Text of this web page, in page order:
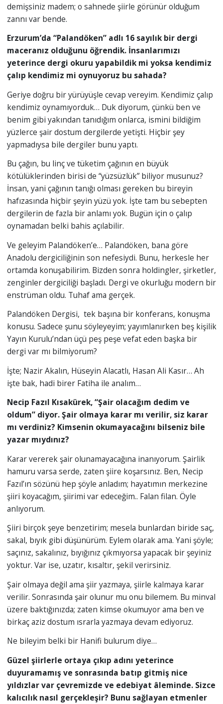
demişsiniz madem; o sahnede şiirle görünür olduğum
zannı var bende.
Erzurum’da “Palandöken” adlı 16 sayılık bir dergi
maceranız olduğunu öğrendik. İnsanlarımızı
yeterince dergi okuru yapabildik mi yoksa kendimiz
çalıp kendimiz mi oynuyoruz bu sahada?
Geriye doğru bir yürüyüşle cevap vereyim. Kendimiz çalıp
kendimiz oynamıyorduk… Duk diyorum, çünkü ben ve
benim gibi yakından tanıdığım onlarca, ismini bildiğim
yüzlerce şair dostum dergilerde yetişti. Hiçbir şey
yapmadıysa bile dergiler bunu yaptı.
Bu çağın, bu linç ve tüketim çağının en büyük
kötülüklerinden birisi de “yüzsüzlük” biliyor musunuz?
İnsan, yani çağının tanığı olması gereken bu bireyin
hafızasında hiçbir şeyin yüzü yok. İşte tam bu sebepten
dergilerin de fazla bir anlamı yok. Bugün için o çalıp
oynamadan belki bahis açılabilir.
Ve geleyim Palandöken’e… Palandöken, bana göre
Anadolu dergiciliğinin son nefesiydi. Bunu, herkesle her
ortamda konuşabilirim. Bizden sonra holdingler, şirketler,
zenginler dergiciliği başladı. Dergi ve okurluğu modern bir
enstrüman oldu. Tuhaf ama gerçek.
Palandöken Dergisi, tek başına bir konferans, konuşma
konusu. Sadece şunu söyleyeyim; yayımlanırken beş kişilik
Yayın Kurulu’ndan üçü peş peşe vefat eden başka bir
dergi var mı bilmiyorum?
İşte; Nazir Akalın, Hüseyin Alacatlı, Hasan Ali Kasır… Ah
işte bak, hadi birer Fatiha ile analım…
Necip Fazıl Kısakürek, “Şair olacağım dedim ve
oldum” diyor. Şair olmaya karar mı verilir, siz karar
mı verdiniz? Kimsenin okumayacağını bilseniz bile
yazar mıydınız?
Karar vererek şair olunamayacağına inanıyorum. Şairlik
hamuru varsa serde, zaten şiire koşarsınız. Ben, Necip
Fazıl’ın sözünü hep şöyle anladım; hayatımın merkezine
şiiri koyacağım, şiirimi var edeceğim.. Falan filan. Öyle
anlıyorum.
Şiiri birçok şeye benzetirim; mesela bunlardan biride saç,
sakal, bıyık gibi düşünürüm. Eylem olarak ama. Yani şöyle;
saçınız, sakalınız, bıyığınız çıkmıyorsa yapacak bir şeyiniz
yoktur. Var ise, uzatır, kısaltır, şekil verirsiniz.
Şair olmaya değil ama şiir yazmaya, şiirle kalmaya karar
verilir. Sonrasında şair olunur mu onu bilemem. Bu minval
üzere baktığınızda; zaten kimse okumuyor ama ben ve
birkaç aziz dostum ısrarla yazmaya devam ediyoruz.
Ne bileyim belki bir Hanifi bulurum diye…
Güzel şiirlerle ortaya çıkıp adını yeterince
duyuramamış ve sonrasında batıp gitmiş nice
yıldızlar var çevremizde ve edebiyat âleminde. Sizce
kalıcılık nasıl gerçekleşir? Bunu sağlayan etmenler